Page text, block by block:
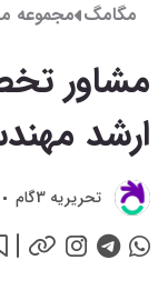
مگامگ مجموعه
مشاور
ارشد
تحريريه 3گام